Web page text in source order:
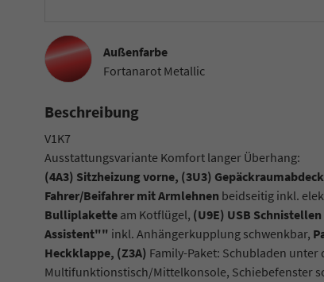
Außenfarbe
Fortanarot Metallic
Beschreibung
V1K7
Ausstattungsvariante Komfort langer Überhang:
(4A3) Sitzheizung vorne, (3U3)
Fahrer/Beifahrer mit Armlehnen beidseitig inkl.
Bulliplakette am Kotflügel, (U9E) USB Schnistellen
Assistent"" inkl. Anhängerkupplung schwenkbar,
Heckklappe, (Z3A) Family-Paket: Schubladen
Multifunktionstisch/Mittelkonsole, Schiebefenster